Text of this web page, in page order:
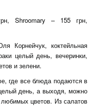
Shroomary – 155 грн,
Корнейчук, коктейльная
целый день, вечеринки,
и зелени.
где все блюда подаются в
день, а выходя, можно
любимых цветов. Из салатов